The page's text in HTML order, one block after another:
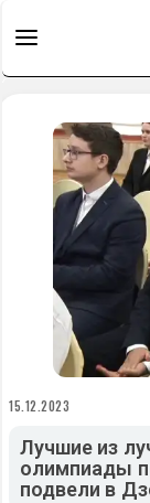
15.12.2023
Лучшие из
олимпиады
подвели в